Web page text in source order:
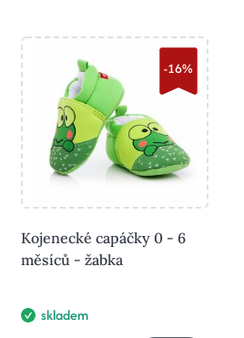
-16%
Kojenecké capáčky 0 - 6
měsíců - žabka
skladem